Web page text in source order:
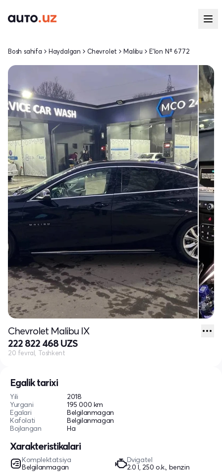
Egalik tarixi
Yili
2018
Yurgani
195 000 km
Egalari
Belgilanmagan
Kafolati
Belgilanmagan
Bojlangan
Ha
Xarakteristikalari
Komplektatsiya
Belgilanmagan
Dvigatel
2.0 l, 250 o.k., benzin
Bosh sahifa Haydalgan Chevrolet Malibu E'lon № 6772
Chevrolet Malibu IX
222 822 468 UZS
20 fevral, Toshkent